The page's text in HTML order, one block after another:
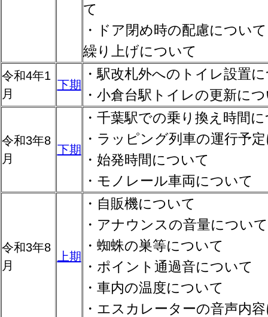
て
・ドア閉め時の配慮につい
繰り上げについて
令和4年1
月
下期
・駅改札外へのトイレ設置
・小倉台駅トイレの更新に
令和3年8
月
下期
・千葉駅での乗り換え時間
・ラッピング列車の運行予
・始発時間について
・モノレール車両について
令和3年8
月
上期
・自販機について
・アナウンスの音量について
・蜘蛛の巣等について
・ポイント通過音について
・車内の温度について
・エスカレーターの音声内